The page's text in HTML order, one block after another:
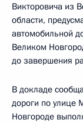
Викторовича из
области,
автомобильной
Великом
до завершения
В докладе
дороги по улице
Новгороде